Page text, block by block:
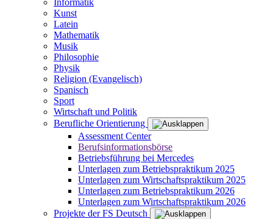
Kunst
Latein
Mathematik
Musik
Philosophie
Physik
Religion (Evangelisch)
Spanisch
Sport
Wirtschaft und Politik
Berufliche Orientierung
Assessment Center
Berufsinformationsbörse
Betriebsführung bei Mercedes
Unterlagen zum Betriebspraktikum 2025
Unterlagen zum Wirtschaftspraktikum 2025
Unterlagen zum Betriebspraktikum 2026
Unterlagen zum Wirtschaftspraktikum 2026
Projekte der FS Deutsch